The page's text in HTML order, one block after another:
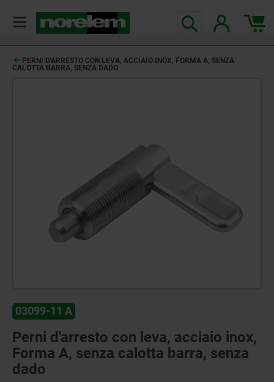
PERNI D'ARRESTO CON LEVA, ACCIAIO INOX, FORMA A, SENZA
CALOTTA BARRA, SENZA DADO
03099-11 A
Perni d'arresto con leva, acciaio inox,
Forma A, senza calotta barra, senza
dado